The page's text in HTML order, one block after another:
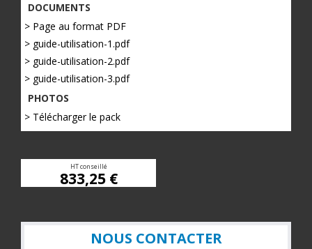
DOCUMENTS
> Page au format PDF
> guide-utilisation-1.pdf
> guide-utilisation-2.pdf
> guide-utilisation-3.pdf
PHOTOS
> Télécharger le pack
HT conseillé
833,25 €
NOUS CONTACTER